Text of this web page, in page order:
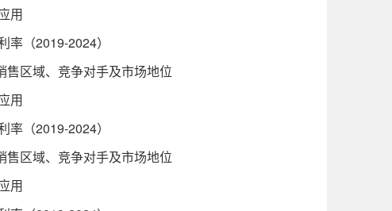
用
（2019-2024）
区域、竞争对手及市场地位
用
（2019-2024）
区域、竞争对手及市场地位
用